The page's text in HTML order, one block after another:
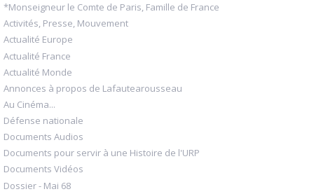
*Monseigneur le Comte de Paris, Famille de France
Activités, Presse, Mouvement
Actualité Europe
Actualité France
Actualité Monde
Annonces à propos de Lafautearousseau
Au Cinéma...
Défense nationale
Documents Audios
Documents pour servir à une Histoire de l'URP
Documents Vidéos
Dossier - Mai 68